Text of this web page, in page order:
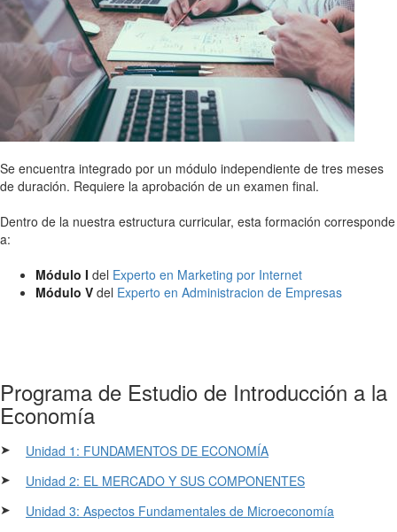
Se encuentra integrado por un módulo independiente de tres meses
de duración. Requiere la aprobación de un examen final.
Dentro de la nuestra estructura curricular, esta formación corresponde
a:
Módulo I del Experto en Marketing por Internet
Módulo V del Experto en Administracion de Empresas
Programa de Estudio de Introducción a la
Economía
➤
Unidad 1: FUNDAMENTOS DE ECONOMÍA
➤
Unidad 2: EL MERCADO Y SUS COMPONENTES
➤
Unidad 3: Aspectos Fundamentales de Microeconomía